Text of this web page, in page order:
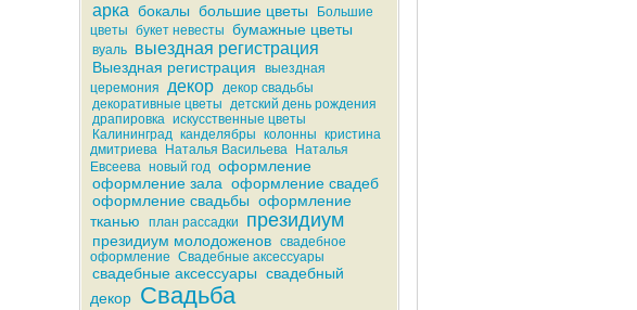
арка бокалы большие цветы
Большие
цветы букет невесты бумажные цветы
вуаль выездная регистрация
Выездная регистрация
выездная
церемония
декор
декор свадьбы
декоративные цветы детский день рождения
драпировка искусственные цветы
Калининград канделябры колонны кристина
дмитриева
Наталья Васильева
Наталья
Евсеева новый год оформление
оформление зала оформление свадеб
оформление свадьбы оформление
тканью
план рассадки президиум
президиум молодоженов
свадебное
оформление Свадебные аксессуары
свадебные аксессуары свадебный
декор Свадьба